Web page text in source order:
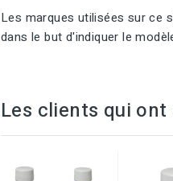
Les marques utilisées sur ce
dans le but d'indiquer le
Les clients qui